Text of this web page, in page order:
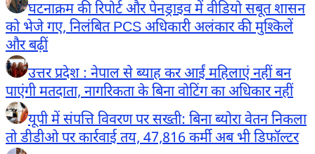
घटनाक्रम की रिपोर्ट और पेनड्राइव में वीडियो सबूत शासन
को भेजे गए, निलंबित PCS अधिकारी अलंकार की मुश्किलें
और बढ़ीं
उत्तर प्रदेश : नेपाल से ब्याह कर आईं महिलाएं नहीं बन
पाएंगी मतदाता, नागरिकता के बिना वोटिंग का अधिकार नहीं
यूपी में संपत्ति विवरण पर सख्ती: बिना ब्योरा वेतन निकला
तो डीडीओ पर कार्रवाई तय, 47,816 कर्मी अब भी डिफॉल्टर